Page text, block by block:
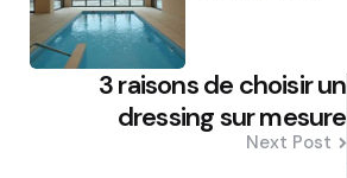
3 raisons de choisir un
dressing sur mesure
Next Post